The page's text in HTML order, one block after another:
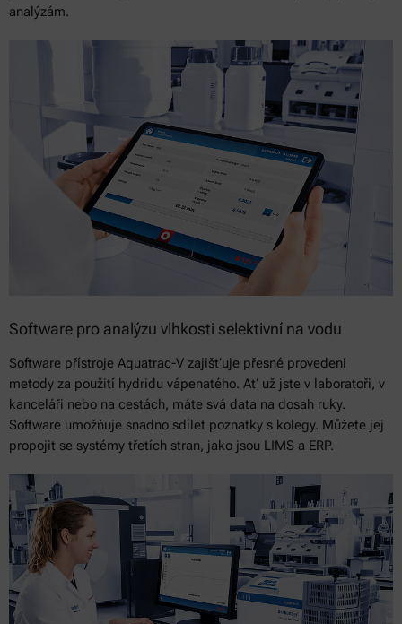
analýzám.
Software pro analýzu vlhkosti selektivní na vodu
Software přístroje Aquatrac-V zajišťuje přesné provedení
metody za použití hydridu vápenatého. Ať už jste v laboratoři, v
kanceláři nebo na cestách, máte svá data na dosah ruky.
Software umožňuje snadno sdílet poznatky s kolegy. Můžete jej
propojit se systémy třetích stran, jako jsou LIMS a ERP.